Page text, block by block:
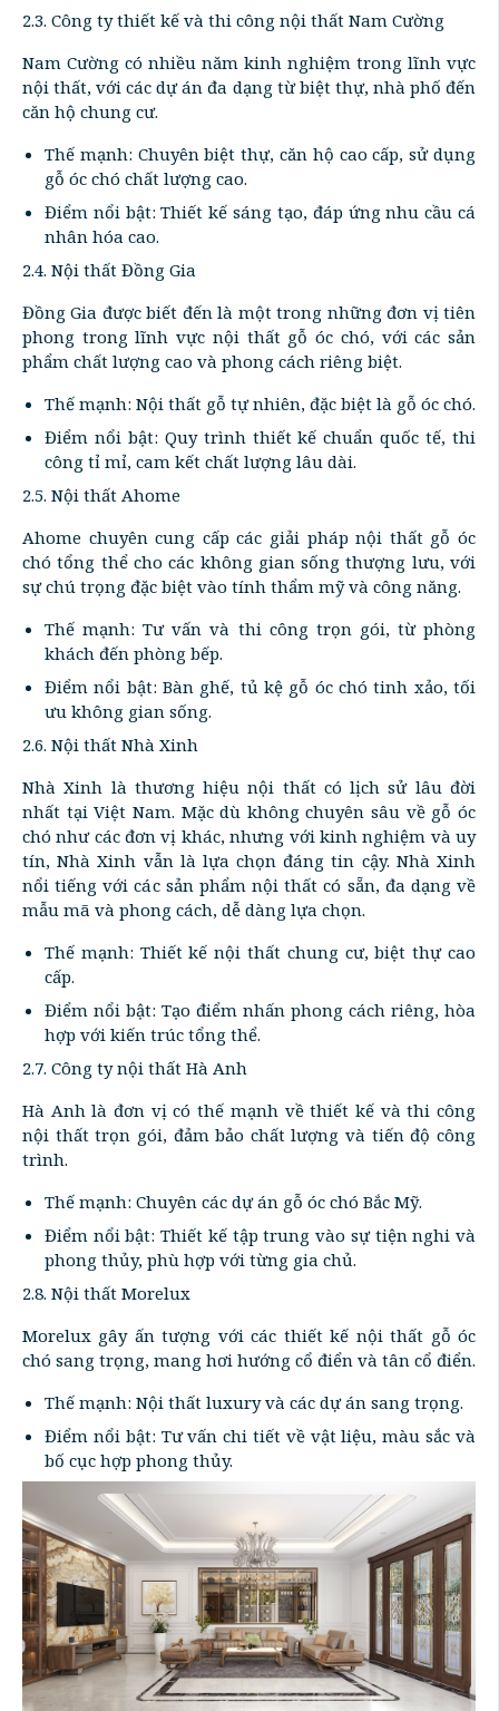
2.3. Công ty thiết kế và thi công nội thất Nam Cường
Nam Cường có nhiều năm kinh nghiệm trong lĩnh vực
nội thất, với các dự án đa dạng từ biệt thự, nhà phố đến
căn hộ chung cư.
Thế mạnh: Chuyên biệt thự, căn hộ cao cấp, sử dụng
gỗ óc chó chất lượng cao.
Điểm nổi bật: Thiết kế sáng tạo, đáp ứng nhu cầu cá
nhân hóa cao.
2.4. Nội thất Đồng Gia
Đồng Gia được biết đến là một trong những đơn vị tiên
phong trong lĩnh vực nội thất gỗ óc chó, với các sản
phẩm chất lượng cao và phong cách riêng biệt.
Thế mạnh: Nội thất gỗ tự nhiên, đặc biệt là gỗ óc chó.
Điểm nổi bật: Quy trình thiết kế chuẩn quốc tế, thi
công tỉ mỉ, cam kết chất lượng lâu dài.
2.5. Nội thất Ahome
Ahome chuyên cung cấp các giải pháp nội thất gỗ óc
chó tổng thể cho các không gian sống thượng lưu, với
sự chú trọng đặc biệt vào tính thẩm mỹ và công năng.
Thế mạnh: Tư vấn và thi công trọn gói, từ phòng
khách đến phòng bếp.
Điểm nổi bật: Bàn ghế, tủ kệ gỗ óc chó tinh xảo, tối
ưu không gian sống.
2.6. Nội thất Nhà Xinh
Nhà Xinh là thương hiệu nội thất có lịch sử lâu đời
nhất tại Việt Nam. Mặc dù không chuyên sâu về gỗ óc
chó như các đơn vị khác, nhưng với kinh nghiệm và uy
tín, Nhà Xinh vẫn là lựa chọn đáng tin cậy. Nhà Xinh
nổi tiếng với các sản phẩm nội thất có sẵn, đa dạng về
mẫu mã và phong cách, dễ dàng lựa chọn.
Thế mạnh: Thiết kế nội thất chung cư, biệt thự cao
cấp.
Điểm nổi bật: Tạo điểm nhấn phong cách riêng, hòa
hợp với kiến trúc tổng thể.
2.7. Công ty nội thất Hà Anh
Hà Anh là đơn vị có thế mạnh về thiết kế và thi công
nội thất trọn gói, đảm bảo chất lượng và tiến độ công
trình.
Thế mạnh: Chuyên các dự án gỗ óc chó Bắc Mỹ.
Điểm nổi bật: Thiết kế tập trung vào sự tiện nghi và
phong thủy, phù hợp với từng gia chủ.
2.8. Nội thất Morelux
Morelux gây ấn tượng với các thiết kế nội thất gỗ óc
chó sang trọng, mang hơi hướng cổ điển và tân cổ điển.
Thế mạnh: Nội thất luxury và các dự án sang trọng.
Điểm nổi bật: Tư vấn chi tiết về vật liệu, màu sắc và
bố cục hợp phong thủy.